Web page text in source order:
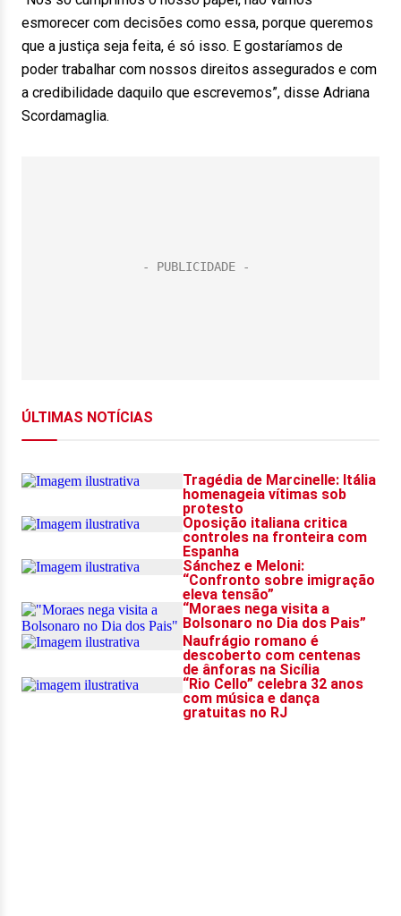
esmorecer com decisões como essa, porque queremos
que a justiça seja feita, é só isso. E gostaríamos de
poder trabalhar com nossos direitos assegurados e com
a credibilidade daquilo que escrevemos”, disse Adriana
Scordamaglia.